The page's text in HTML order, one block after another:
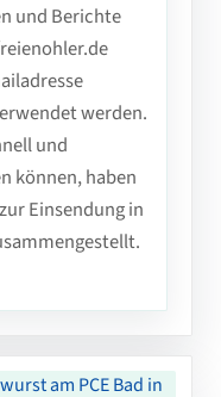
und Berichte
werden.
und
können, haben
Einsendung in